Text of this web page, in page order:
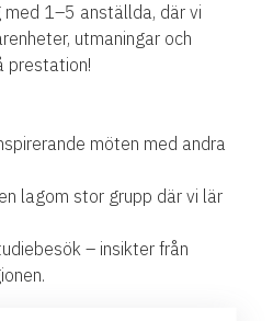
1–5 anställda, där vi
utmaningar och
prestation!
möten med andra
lagom stor grupp där vi lär
– insikter från